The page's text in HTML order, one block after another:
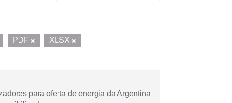
PDF XLSX
para oferta de energia da Argentina